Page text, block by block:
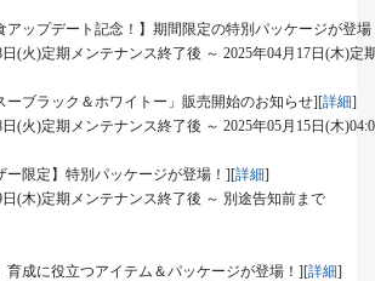
ップデート記念！】期間限定の特別パッケージが登
火)定期メンテナンス終了後 ～ 2025年04月17日(木)定
ブラック＆ホワイトー」販売開始のお知らせ][詳細]
火)定期メンテナンス終了後 ～ 2025年05月15日(木
限定】特別パッケージが登場！][詳細]
(木)定期メンテナンス終了後 ～ 別途告知前まで
成に役立つアイテム＆パッケージが登場！][詳細]